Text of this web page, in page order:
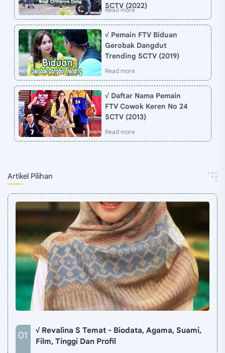
SCTV (2022)
√ Pemain FTV Biduan
Gerobak Dangdut
Trending SCTV (2019)
√ Daftar Nama Pemain
FTV Cowok Keren No 24
SCTV (2013)
Artikel Pilihan
√ Revalina S Temat - Biodata, Agama, Suami,
Film, Tinggi Dan Profil